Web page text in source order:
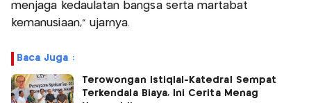
menjaga kedaulatan bangsa serta martabat
kemanusiaan,” ujarnya.
Baca Juga :
Terowongan Istiqlal-Katedral Sempat
Terkendala Biaya, Ini Cerita Menag